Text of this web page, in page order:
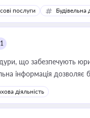
для власника бізнесу,
корпоративних
послуги Будівельна
що забезпечують
інформація
їх належне
діяльність